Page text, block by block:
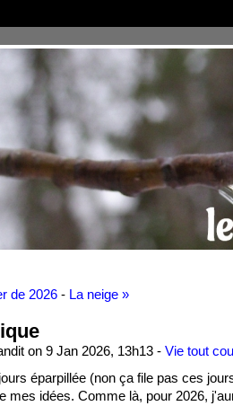
de 2026 - La neige »
on 9 Jan 2026, 13h13 - Vie tout
éparpillée (non ça file pas ces
mes idées. Comme là, pour 2026,